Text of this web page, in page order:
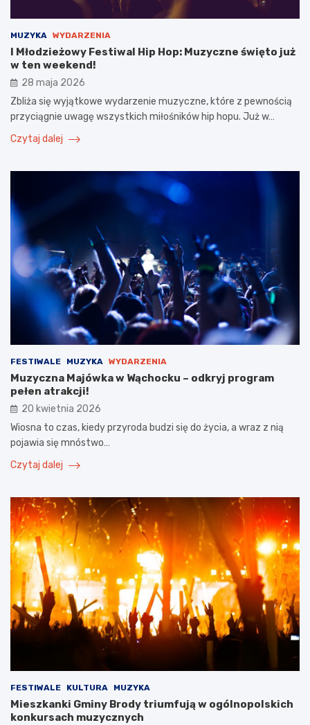
MUZYKA WYDARZENIA
I Młodzieżowy Festiwal Hip Hop: Muzyczne święto już
w ten weekend!
28 maja 2026
Zbliża się wyjątkowe wydarzenie muzyczne, które z pewnością
przyciągnie uwagę wszystkich miłośników hip hopu. Już w…
Czytaj dalej
FESTIWALE MUZYKA WYDARZENIA
Muzyczna Majówka w Wąchocku – odkryj program
pełen atrakcji!
20 kwietnia 2026
Wiosna to czas, kiedy przyroda budzi się do życia, a wraz z nią
pojawia się mnóstwo…
Czytaj dalej
FESTIWALE KULTURA MUZYKA
Mieszkanki Gminy Brody triumfują w ogólnopolskich
konkursach muzycznych